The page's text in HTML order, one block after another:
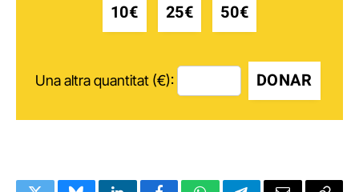
10€ 25€ 50€
Una altra quantitat (€): DONAR